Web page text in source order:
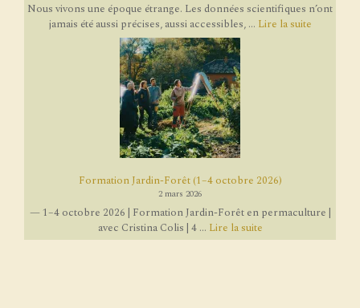
Nous vivons une époque étrange. Les données scientifiques n’ont
jamais été aussi précises, aussi accessibles, ... Lire la suite
Formation Jardin-Forêt (1–4 octobre 2026)
2 mars 2026
— 1–4 octobre 2026 | Formation Jardin-Forêt en permaculture |
avec Cristina Colis | 4 ... Lire la suite